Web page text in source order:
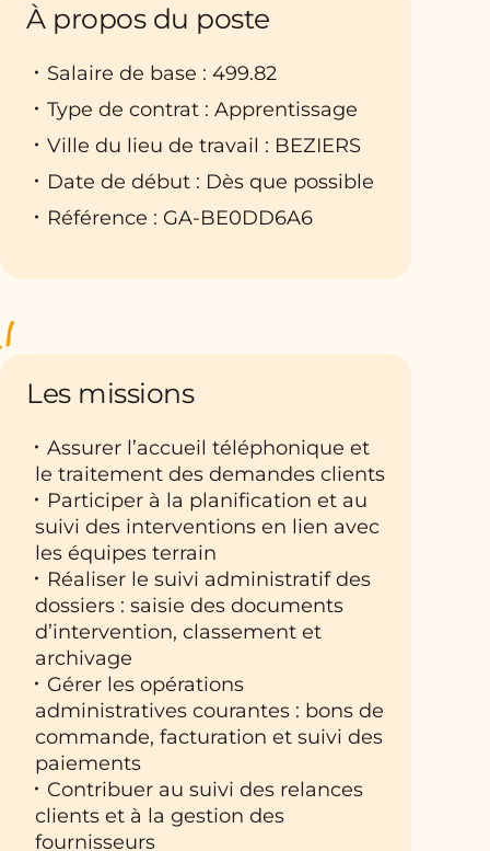
À propos du poste
Salaire de base : 499.82
Type de contrat : Apprentissage
Ville du lieu de travail : BEZIERS
Date de début : Dès que possible
Référence : GA-BE0DD6A6
Les missions
Assurer l’accueil téléphonique et
le traitement des demandes clients
Participer à la planification et au
suivi des interventions en lien avec
les équipes terrain
Réaliser le suivi administratif des
dossiers : saisie des documents
d’intervention, classement et
archivage
Gérer les opérations
administratives courantes : bons de
commande, facturation et suivi des
paiements
Contribuer au suivi des relances
clients et à la gestion des
fournisseurs